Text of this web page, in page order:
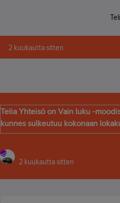
2 kuukautta sitten
Telia Yhteisö on Vain luku -
kunnes sulkeutuu kokonaan
2 kuukautta sitten